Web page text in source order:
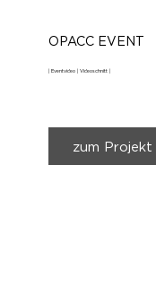
OPACC EVENT
| Eventvideo | Videoschnitt |
zum Projekt